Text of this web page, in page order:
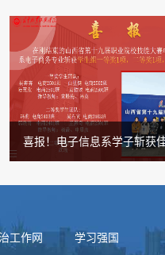
喜报！电子信息系学子斩获佳绩！
工作网 学习强国